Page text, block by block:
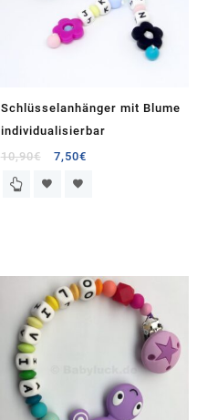
Schlüsselanhänger mit Blume
individualisierbar
10,90€
Ursprünglicher
7,50€Aktueller